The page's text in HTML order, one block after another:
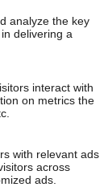
analyze the key
delivering a
interact with
on metrics the
with relevant ads
across
ads.